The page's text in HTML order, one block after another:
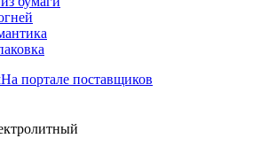
На портале поставщиков